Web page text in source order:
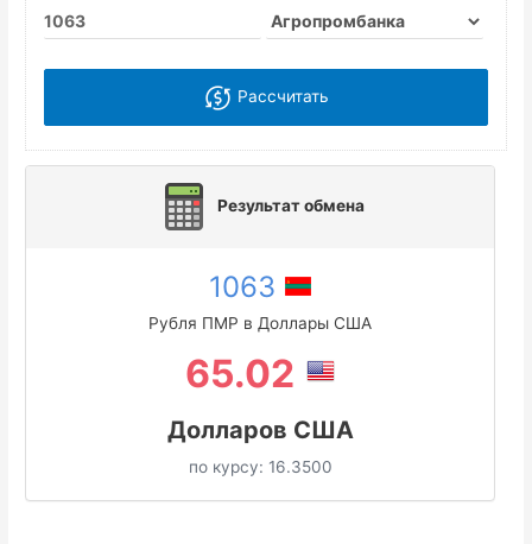
Рассчитать
Результат обмена
1063
Рубля ПМР в Доллары США
65.02
Долларов США
по курсу: 16.3500